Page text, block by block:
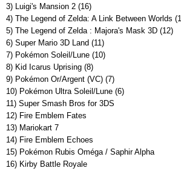
3) Luigi's Mansion 2 (16)
4) The Legend of Zelda: A Link Between Worlds
5) The Legend of Zelda : Majora's Mask 3D (12)
6) Super Mario 3D Land (11)
7) Pokémon Soleil/Lune (10)
8) Kid Icarus Uprising (8)
9) Pokémon Or/Argent (VC) (7)
10) Pokémon Ultra Soleil/Lune (6)
11) Super Smash Bros for 3DS
12) Fire Emblem Fates
13) Mariokart 7
14) Fire Emblem Echoes
15) Pokémon Rubis Oméga / Saphir Alpha
16) Kirby Battle Royale